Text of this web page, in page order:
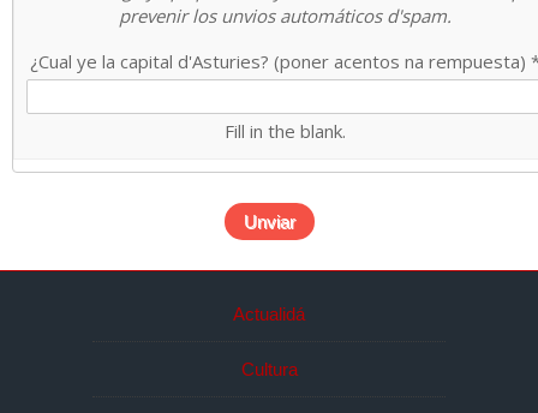
prevenir los unvios automáticos d'spam.
¿Cual ye la capital d'Asturies? (poner acentos na rempuesta)
Fill in the blank.
Actualidá
Cultura